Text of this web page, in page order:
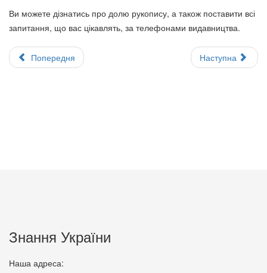
Ви можете дізнатись про долю рукопису, а також поставити всі
запитання, що вас цікавлять, за телефонами видавництва.
Попередня Наступна
Знання України
Наша адреса: